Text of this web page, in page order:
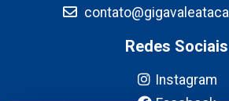
Redes Sociais
Instagram